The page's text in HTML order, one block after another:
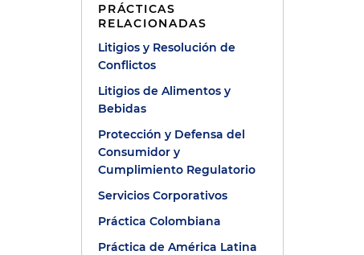
PRÁCTICAS
RELACIONADAS
Litigios y Resolución de
Conflictos
Litigios de Alimentos y
Bebidas
Protección y Defensa del
Consumidor y
Cumplimiento Regulatorio
Servicios Corporativos
Práctica Colombiana
Práctica de América Latina